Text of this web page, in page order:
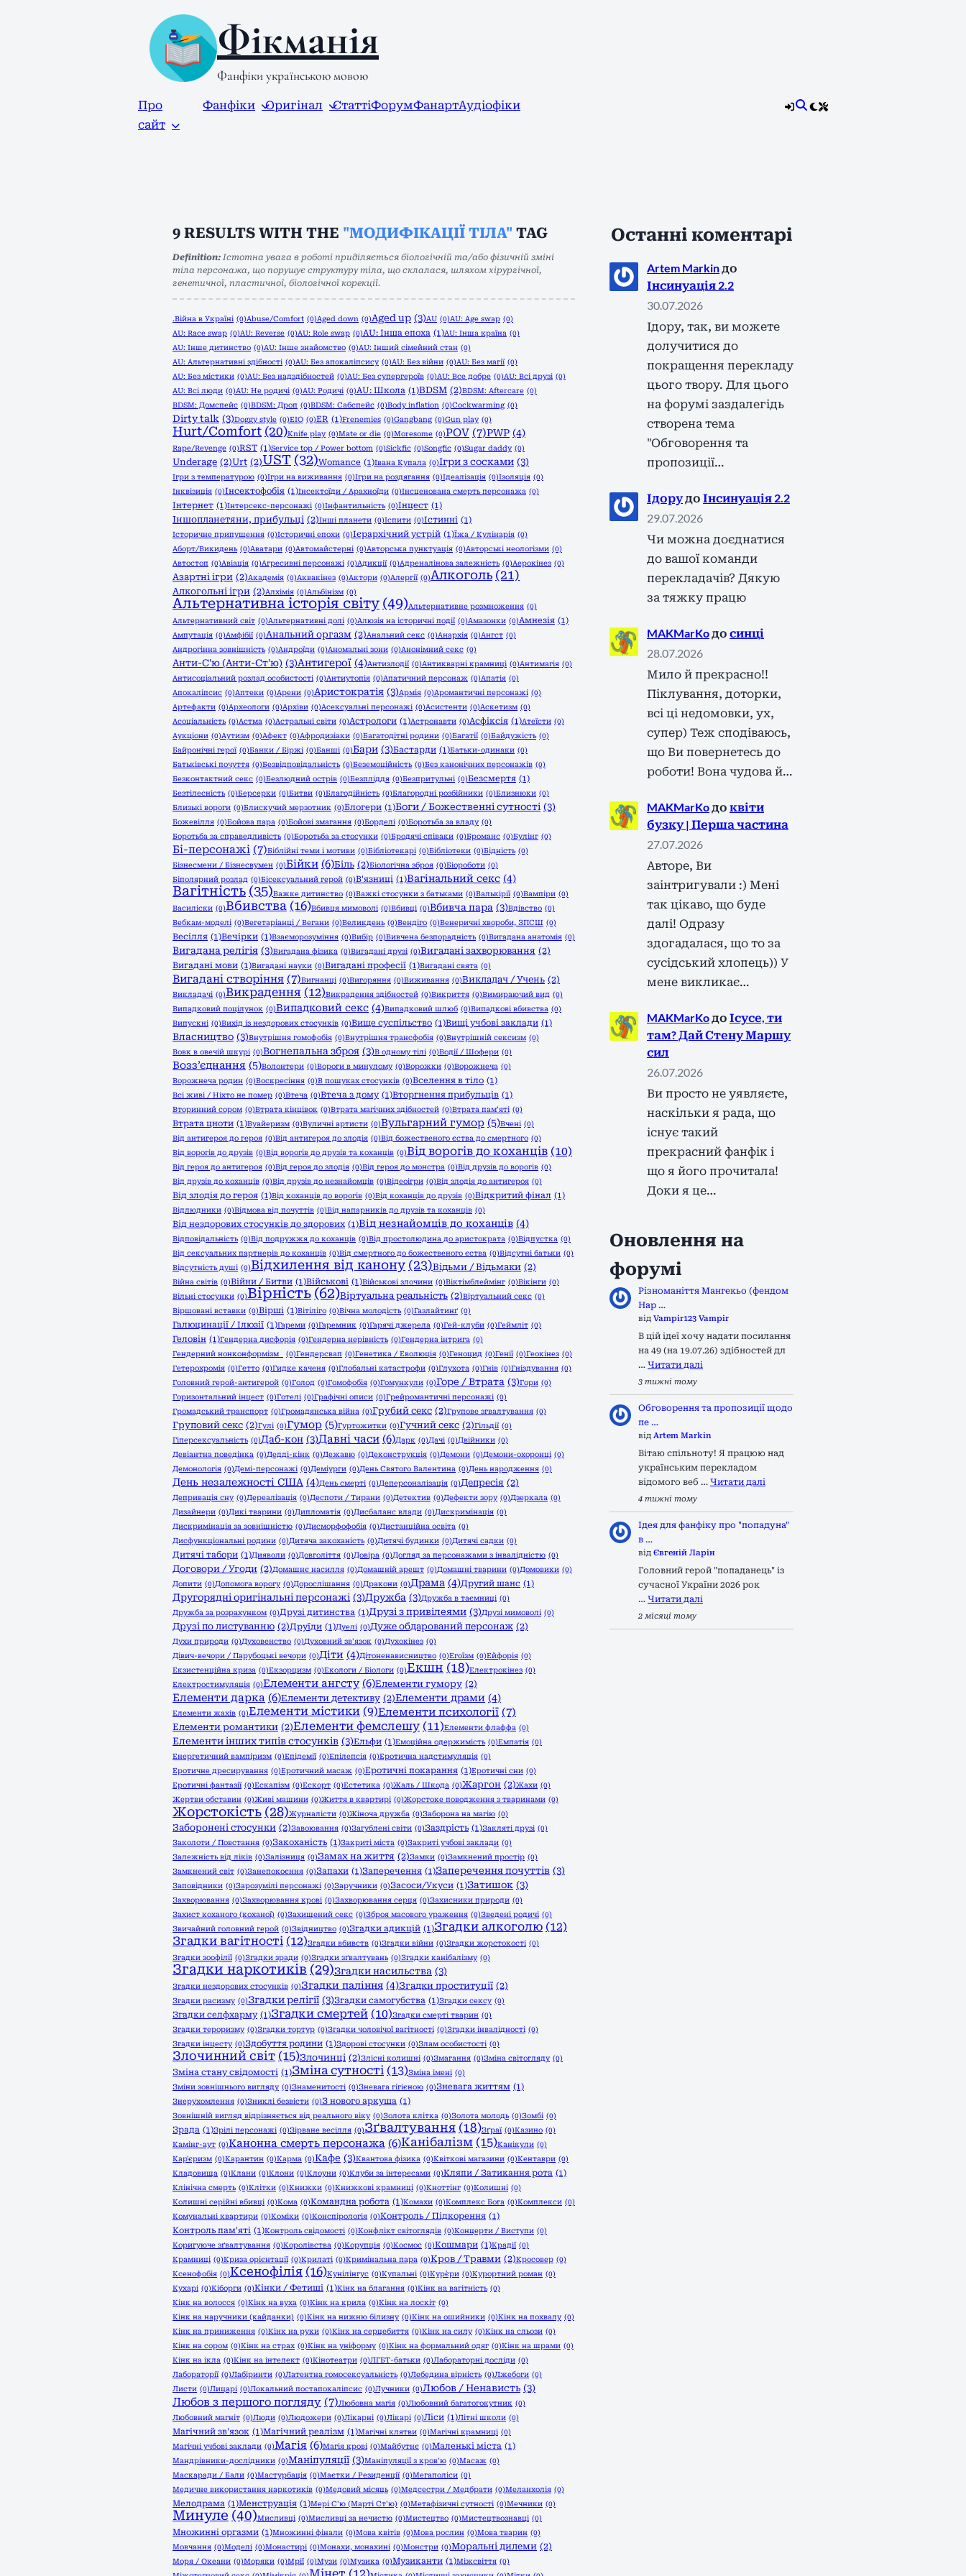
Фікманія
Фанфіки українською мовою
Про
сайт
Фанфіки Оригінал СтаттіФорумФанартАудіофіки
9 RESULTS WITH THE "МОДИФІКАЦІЇ ТІЛА" TAG
Definition: Істотна увага в роботі приділяється біологічній та/або фізичній зміні
тіла персонажа, що порушує структуру тіла, що склалася, шляхом хірургічної,
генетичної, пластичної, біологічної корекції.
.Війна в Україні (0)Abuse/Comfort (0)Aged down (0)Aged up (3)AU (0)AU: Age swap (0)
AU: Race swap (0)AU: Reverse (0)AU: Role swap (0)AU: Інша епоха (1)AU: Інша країна (0)
AU: Інше дитинство (0)AU: Інше знайомство (0)AU: Інший сімейний стан (0)
AU: Альтернативні здібності (0)AU: Без апокаліпсису (0)AU: Без війни (0)AU: Без магії (0)
AU: Без містики (0)AU: Без надздібностей (0)AU: Без супергероїв (0)AU: Все добре (0)AU: Всі друзі (0)
AU: Всі люди (0)AU: Не родичі (0)AU: Родичі (0)AU: Школа (1)BDSM (2)BDSM: Aftercare (0)
BDSM: Домспейс (0)BDSM: Дроп (0)BDSM: Сабспейс (0)Body inflation (0)Cockwarming (0)
Dirty talk (3)Doggy style (0)EIQ (0)ER (1)Frenemies (0)Gangbang (0)Gun play (0)
Hurt/Comfort (20)Knife play (0)Mate or die (0)Moresome (0)POV (7)PWP (4)
Rape/Revenge (0)RST (1)Service top / Power bottom (0)Sickfic (0)Songfic (0)Sugar daddy (0)
Underage (2)Urt (2)UST (32)Womance (1)Івана Купала (0)Ігри з сосками (3)
Ігри з температурою (0)Ігри на виживання (0)Ігри на роздягання (0)Ідеалізація (0)Ізоляція (0)
Інквізиція (0)Інсектофобія (1)Інсектоїди / Арахноїди (0)Інсценована смерть персонажа (0)
Інтернет (1)Інтерсекс-персонажі (0)Інфантильність (0)Інцест (1)
Іншопланетяни, прибульці (2)Інші планети (0)Іспити (0)Істинні (1)
Історичне припущення (0)Історичні епохи (0)Ієрархічний устрій (1)Їжа / Кулінарія (0)
Аборт/Викидень (0)Аватари (0)Автомайстерні (0)Авторська пунктуація (0)Авторські неологізми (0)
Автостоп (0)Авіація (0)Агресивні персонажі (0)Адикції (0)Адреналінова залежність (0)Аерокінез (0)
Азартні ігри (2)Академія (0)Аквакінез (0)Актори (0)Алергії (0)Алкоголь (21)
Алкогольні ігри (2)Алхімія (0)Альбінізм (0)
Альтернативна історія світу (49)Альтернативне розмноження (0)
Альтернативний світ (0)Альтернативні долі (0)Алюзія на історичні події (0)Амазонки (0)Амнезія (1)
Ампутація (0)Амфібії (0)Анальний оргазм (2)Анальний секс (0)Анархія (0)Ангст (0)
Андрогінна зовнішність (0)Андроїди (0)Аномальні зони (0)Анонімний секс (0)
Анти-С'ю (Анти-Ст'ю) (3)Антигерої (4)Антизлодії (0)Антикварні крамниці (0)Антимагія (0)
Антисоціальний розлад особистості (0)Антиутопія (0)Апатичний персонаж (0)Апатія (0)
Апокаліпсис (0)Аптеки (0)Арени (0)Аристократія (3)Армія (0)Аромантичні персонажі (0)
Артефакти (0)Археологи (0)Архіви (0)Асексуальні персонажі (0)Асистенти (0)Аскетизм (0)
Асоціальність (0)Астма (0)Астральні світи (0)Астрологи (1)Астронавти (0)Асфіксія (1)Атеїсти (0)
Аукціони (0)Аутизм (0)Афект (0)Афродизіаки (0)Багатодітні родини (0)Багатії (0)Байдужість (0)
Байронічні герої (0)Банки / Біржі (0)Банші (0)Бари (3)Бастарди (1)Батьки-одинаки (0)
Батьківські почуття (0)Безвідповідальність (0)Беземоційність (0)Без канонічних персонажів (0)
Безконтактний секс (0)Безлюдний острів (0)Безпліддя (0)Безпритульні (0)Безсмертя (1)
Безтілесність (0)Берсерки (0)Битви (0)Благодійність (0)Благородні розбійники (0)Близнюки (0)
Близькі вороги (0)Блискучий мерзотник (0)Блогери (1)Боги / Божественні сутності (3)
Божевілля (0)Бойова пара (0)Бойові змагання (0)Борделі (0)Боротьба за владу (0)
Боротьба за справедливість (0)Боротьба за стосунки (0)Бродячі співаки (0)Броманс (0)Булінг (0)
Бі-персонажі (7)Біблійні теми і мотиви (0)Бібліотекарі (0)Бібліотеки (0)Бідність (0)
Бізнесмени / Бізнесвумен (0)Бійки (6)Біль (2)Біологічна зброя (0)Біороботи (0)
Біполярний розлад (0)Бісексуальний герой (0)В'язниці (1)Вагінальний секс (4)
Вагітність (35)Важке дитинство (0)Важкі стосунки з батьками (0)Валькірії (0)Вампіри (0)
Василіски (0)Вбивства (16)Вбивця мимоволі (0)Вбивці (0)Вбивча пара (3)Вдівство (0)
Вебкам-моделі (0)Вегетаріанці / Вегани (0)Великдень (0)Вендіго (0)Венеричні хвороби, ЗПСШ (0)
Весілля (1)Вечірки (1)Взаєморозуміння (0)Вибір (0)Вивчена безпорадність (0)Вигадана анатомія (0)
Вигадана релігія (3)Вигадана фізика (0)Вигадані друзі (0)Вигадані захворювання (2)
Вигадані мови (1)Вигадані науки (0)Вигадані професії (1)Вигадані свята (0)
Вигадані створіння (7)Вигнанці (0)Вигоряння (0)Виживання (0)Викладач / Учень (2)
Викладачі (0)Викрадення (12)Викрадення здібностей (0)Викриття (0)Вимираючий вид (0)
Випадковий поцілунок (0)Випадковий секс (4)Випадковий шлюб (0)Випадкові вбивства (0)
Випускні (0)Вихід із нездорових стосунків (0)Вище суспільство (1)Вищі учбові заклади (1)
Власництво (3)Внутрішня гомофобія (0)Внутрішня трансфобія (0)Внутрішній сексизм (0)
Вовк в овечій шкурі (0)Вогнепальна зброя (3)В одному тілі (0)Водії / Шофери (0)
Возз’єднання (5)Волонтери (0)Вороги в минулому (0)Ворожки (0)Ворожнеча (0)
Ворожнеча родин (0)Воскресіння (0)В пошуках стосунків (0)Вселення в тіло (1)
Всі живі / Ніхто не помер (0)Втеча (0)Втеча з дому (1)Вторгнення прибульців (1)
Вторинний сором (0)Втрата кінцівок (0)Втрата магічних здібностей (0)Втрата пам’яті (0)
Втрата цноти (1)Вуайеризм (0)Вуличні артисти (0)Вульгарний гумор (5)Вчені (0)
Від антигероя до героя (0)Від антигероя до злодія (0)Від божественого єства до смертного (0)
Від ворогів до друзів (0)Від ворогів до друзів та коханців (0)Від ворогів до коханців (10)
Від героя до антигероя (0)Від героя до злодія (0)Від героя до монстра (0)Від друзів до ворогів (0)
Від друзів до коханців (0)Від друзів до незнайомців (0)Відеоігри (0)Від злодія до антигероя (0)
Від злодія до героя (1)Від коханців до ворогів (0)Від коханців до друзів (0)Відкритий фінал (1)
Відлюдники (0)Відмова від почуттів (0)Від напарників до друзів та коханців (0)
Від нездорових стосунків до здорових (1)Від незнайомців до коханців (4)
Відповідальність (0)Від подружжя до коханців (0)Від простолюдина до аристократа (0)Відпустка (0)
Від сексуальних партнерів до коханців (0)Від смертного до божественого єства (0)Відсутні батьки (0)
Відсутність душі (0)Відхилення від канону (23)Відьми / Відьмаки (2)
Війна світів (0)Війни / Битви (1)Військові (1)Військові злочини (0)Віктімблеймінг (0)Вікінги (0)
Вільні стосунки (0)Вірність (62)Віртуальна реальність (2)Віртуальний секс (0)
Віршовані вставки (0)Вірші (1)Вітіліго (0)Вічна молодість (0)Газлайтинґ (0)
Галюцинації / Ілюзії (1)Гареми (0)Гаремник (0)Гарячі джерела (0)Гей-клуби (0)Геймліт (0)
Геловін (1)Гендерна дисфорія (0)Гендерна нерівність (0)Гендерна інтрига (0)
Гендерний нонконформізм
(0)Гендерсвап (0)Генетика / Еволюція (0)Геноцид (0)Генії (0)Геокінез (0)
Гетерохромія (0)Гетто (0)Гидке каченя (0)Глобальні катастрофи (0)Глухота (0)Гнів (0)Гніздування (0)
Головний герой-антигерой (0)Голод (0)Гомофобія (0)Гомункули (0)Горе / Втрата (3)Гори (0)
Горизонтальний інцест (0)Готелі (0)Графічні описи (0)Грейромантичні персонажі (0)
Громадський транспорт (0)Громадянська війна (0)Грубий секс (2)Групове згвалтування (0)
Груповий секс (2)Гулі (0)Гумор (5)Гуртожитки (0)Гучний секс (2)Гільдії (0)
Гіперсексуальність (0)Даб-кон (3)Давні часи (6)Дарк (0)Дачі (0)Двійники (0)
Девіантна поведінка (0)Дедді-кінк (0)Дежавю (0)Деконструкція (0)Демони (0)Демони-охоронці (0)
Демонологія (0)Демі-персонажі (0)Деміурги (0)День Святого Валентина (0)День народження (0)
День незалежності США (4)День смерті (0)Деперсоналізація (0)Депресія (2)
Депривація сну (0)Дереалізація (0)Деспоти / Тирани (0)Детектив (0)Дефекти зору (0)Дзеркала (0)
Дизайнери (0)Дикі тварини (0)Дипломатія (0)Дисбаланс влади (0)Дискримінація (0)
Дискримінація за зовнішністю (0)Дисморфофобія (0)Дистанційна освіта (0)
Дисфункціональні родини (0)Дитяча закоханість (0)Дитячі будинки (0)Дитячі садки (0)
Дитячі табори (1)Дияволи (0)Довголіття (0)Довіра (0)Догляд за персонажами з інвалідністю (0)
Договори / Угоди (2)Домашнє насилля (0)Домашній арешт (0)Домашні тварини (0)Домовики (0)
Допити (0)Допомога ворогу (0)Дорослішання (0)Дракони (0)Драма (4)Другий шанс (1)
Другорядні оригінальні персонажі (3)Дружба (3)Дружба в таємниці (0)
Дружба за розрахунком (0)Друзі дитинства (1)Друзі з привілеями (3)Друзі мимоволі (0)
Друзі по листуванню (2)Друїди (1)Дуелі (0)Дуже обдарований персонаж (2)
Духи природи (0)Духовенство (0)Духовний зв'язок (0)Духокінез (0)
Дівич-вечори / Парубоцькі вечори (0)Діти (4)Дітоненависництво (0)Егоїзм (0)Ейфорія (0)
Екзистенційна криза (0)Екзорцизм (0)Екологи / Біологи (0)Екшн (18)Електрокінез (0)
Електростимуляція (0)Елементи ангсту (6)Елементи гумору (2)
Елементи дарка (6)Елементи детективу (2)Елементи драми (4)
Елементи жахів (0)Елементи містики (9)Елементи психології (7)
Елементи романтики (2)Елементи фемслешу (11)Елементи флаффа (0)
Елементи інших типів стосунків (3)Ельфи (1)Емоційна одержимість (0)Емпатія (0)
Енергетичний вампіризм (0)Епідемії (0)Епілепсія (0)Еротична надстимуляція (0)
Еротичне дресирування (0)Еротичний масаж (0)Еротичні покарання (1)Еротичні сни (0)
Еротичні фантазії (0)Ескапізм (0)Ескорт (0)Естетика (0)Жаль / Шкода (0)Жаргон (2)Жахи (0)
Жертви обставин (0)Живі машини (0)Життя в квартирі (0)Жорстоке поводження з тваринами (0)
Жорстокість (28)Журналісти (0)Жіноча дружба (0)Заборона на магію (0)
Заборонені стосунки (2)Завоювання (0)Загублені світи (0)Заздрість (1)Закляті друзі (0)
Заколоти / Повстання (0)Закоханість (1)Закриті міста (0)Закриті учбові заклади (0)
Залежність від ліків (0)Залізниця (0)Замах на життя (2)Замки (0)Замкнений простір (0)
Замкнений світ (0)Занепокоєння (0)Запахи (1)Заперечення (1)Заперечення почуттів (3)
Заповідники (0)Зарозумілі персонажі (0)Заручники (0)Засоси/Укуси (1)Затишок (3)
Захворювання (0)Захворювання крові (0)Захворювання серця (0)Захисники природи (0)
Захист коханого (коханої) (0)Захищений секс (0)Зброя масового ураження (0)Зведені родичі (0)
Звичайний головний герой (0)Звідництво (0)Згадки адикцій (1)Згадки алкоголю (12)
Згадки вагітності (12)Згадки вбивств (0)Згадки війни (0)Згадки жорстокості (0)
Згадки зоофілії (0)Згадки зради (0)Згадки зґвалтувань (0)Згадки канібалізму (0)
Згадки наркотиків (29)Згадки насильства (3)
Згадки нездорових стосунків (0)Згадки паління (4)Згадки проституції (2)
Згадки расизму (0)Згадки релігії (3)Згадки самогубства (1)Згадки сексу (0)
Згадки селфхарму (1)Згадки смертей (10)Згадки смерті тварин (0)
Згадки тероризму (0)Згадки тортур (0)Згадки чоловічої вагітності (0)Згадки інвалідності (0)
Згадки інцесту (0)Здобуття родини (1)Здорові стосунки (0)Злам особистості (0)
Злочинний світ (15)Злочинці (2)Злісні колишні (0)Змагання (0)Зміна світогляду (0)
Зміна стану свідомості (1)Зміна сутності (13)Зміна імені (0)
Зміни зовнішнього вигляду (0)Знаменитості (0)Зневага гігієною (0)Зневага життям (1)
Знерухомлення (0)Зниклі безвісти (0)З нового аркуша (1)
Зовнішній вигляд відрізняється від реального віку (0)Золота клітка (0)Золота молодь (0)Зомбі (0)
Зрада (1)Зрілі персонажі (0)Зірване весілля (0)Зґвалтування (18)Зґраї (0)Казино (0)
Камінг-аут (0)Канонна смерть персонажа (6)Канібалізм (15)Канікули (0)
Кар'єризм (0)Карантин (0)Карма (0)Кафе (3)Квантова фізика (0)Квіткові магазини (0)Кентаври (0)
Кладовища (0)Клани (0)Клони (0)Клоуни (0)Клуби за інтересами (0)Кляпи / Затикання рота (1)
Клінічна смерть (0)Клітки (0)Книжки (0)Книжкові крамниці (0)Кноттінг (0)Колишні (0)
Колишні серійні вбивці (0)Кома (0)Командна робота (1)Комахи (0)Комплекс Бога (0)Комплекси (0)
Комунальні квартири (0)Коміки (0)Конспірологія (0)Контроль / Підкорення (1)
Контроль пам'яті (1)Контроль свідомості (0)Конфлікт світоглядів (0)Концерти / Виступи (0)
Коригуюче зґвалтування (0)Королівства (0)Корупція (0)Космос (0)Кошмари (1)Крадії (0)
Крамниці (0)Криза орієнтації (0)Крилаті (0)Кримінальна пара (0)Кров / Травми (2)Кросовер (0)
Ксенофобія (0)Ксенофілія (16)Кунілінгус (0)Купальні (0)Кур`єри (0)Курортний роман (0)
Кухарі (0)Кіборги (0)Кінки / Фетиші (1)Кінк на благання (0)Кінк на вагітність (0)
Кінк на волосся (0)Кінк на вуха (0)Кінк на крила (0)Кінк на лоскіт (0)
Кінк на наручники (кайданки) (0)Кінк на нижню білизну (0)Кінк на ошийники (0)Кінк на похвалу (0)
Кінк на приниження (0)Кінк на руки (0)Кінк на серцебиття (0)Кінк на силу (0)Кінк на сльози (0)
Кінк на сором (0)Кінк на страх (0)Кінк на уніформу (0)Кінк на формальний одяг (0)Кінк на шрами (0)
Кінк на ікла (0)Кінк на інтелект (0)Кінотеатри (0)ЛГБТ-батьки (0)Лабораторні досліди (0)
Лабораторії (0)Лабіринти (0)Латентна гомосексуальність (0)Лебедина вірність (0)Лжебоги (0)
Листи (0)Лицарі (0)Локальний постапокаліпсис (0)Лучники (0)Любов / Ненависть (3)
Любов з першого погляду (7)Любовна магія (0)Любовний багатогокутник (0)
Любовний магніт (0)Люди (0)Людожери (0)Лікарні (0)Лікарі (0)Ліси (1)Літні школи (0)
Магічний зв'язок (1)Магічний реалізм (1)Магічні клятви (0)Магічні крамниці (0)
Магічні учбові заклади (0)Магія (6)Магія крові (0)Майбутнє (0)Маленькі міста (1)
Мандрівники-дослідники (0)Маніпуляції (3)Маніпуляції з кров'ю (0)Масаж (0)
Маскаради / Бали (0)Мастурбація (0)Маєтки / Резиденції (0)Мегаполіси (0)
Медичне використання наркотиків (0)Медовий місяць (0)Медсестри / Медбрати (0)Меланхолія (0)
Мелодрама (1)Менструація (1)Мері С'ю (Марті Ст'ю) (0)Метафізичні сутності (0)Мечники (0)
Минуле (40)Мисливці (0)Мисливці за нечистю (0)Мистецтво (0)Мистецтвознавці (0)
Множинні оргазми (1)Множинні фінали (0)Мова квітів (0)Мова рослин (0)Мова тварин (0)
Мовчання (0)Моделі (0)Монастирі (0)Монахи, монахині (0)Монстри (0)Моральні дилеми (2)
Моря / Океани (0)Моряки (0)Мрії (0)Музи (0)Музика (0)Музиканти (1)Міжсвіття (0)
Останні коментарі
Artem Markinдо
Інсинуація 2.2
30.07.2026
Ідору, так, ви можете
долучитися до
покращення перекладу
цього твору. Для цього
на форумі заздалегідь
створена тема
"Обговорення та
пропозиції…
Ідорудо Інсинуація 2.2
29.07.2026
Чи можна доєднатися
до вашої команди
перекладачів? Дякую
за тяжку працю
MAKMarKoдо синці
28.07.2026
Мило й прекрасно!!
Піклування, доторки,
всі ці недомовки, ух,
супер) Теж сподіваюсь,
що Ви повернетесь до
роботи! Вона чудова й…
MAKMarKoдо квіти
бузку | Перша частина
27.07.2026
Авторе, Ви
заінтригували :) Мені
так цікаво, що буде
далі! Одразу
здогадалася, що то за
сусідський хлопець)) У
мене викликає…
MAKMarKoдо Ісусе, ти
там? Дай Стену Маршу
сил
26.07.2026
Ви просто не уявляєте,
наскільки я рада, що
існує такий
прекрасний фанфік і
що я його прочитала!
Доки я це…
Оновлення на
форумі
Різноманіття Мангекьо (фендом
Нар …
від Vampir123 Vampir
В цій ідеї хочу надати посилання
на 49 (на 19.07.26) здібностей дл
… Читати далі
3 тижні тому
Обговорення та пропозиції щодо
пе …
від Artem Markin
Вітаю спільноту! Я працюю над
українським перекладом
відомого веб … Читати далі
4 тижні тому
Ідея для фанфіку про "попадуна"
в …
від Євгеній Ларін
Головний герой "попаданець" із
сучасної України 2026 рок
… Читати далі
2 місяці тому